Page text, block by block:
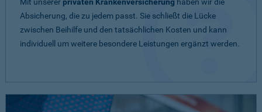
Absicherung, die zu jedem passt. Sie schließt die Lücke
zwischen Beihilfe und den tatsächlichen Kosten und kann
individuell um weitere besondere Leistungen ergänzt werden.